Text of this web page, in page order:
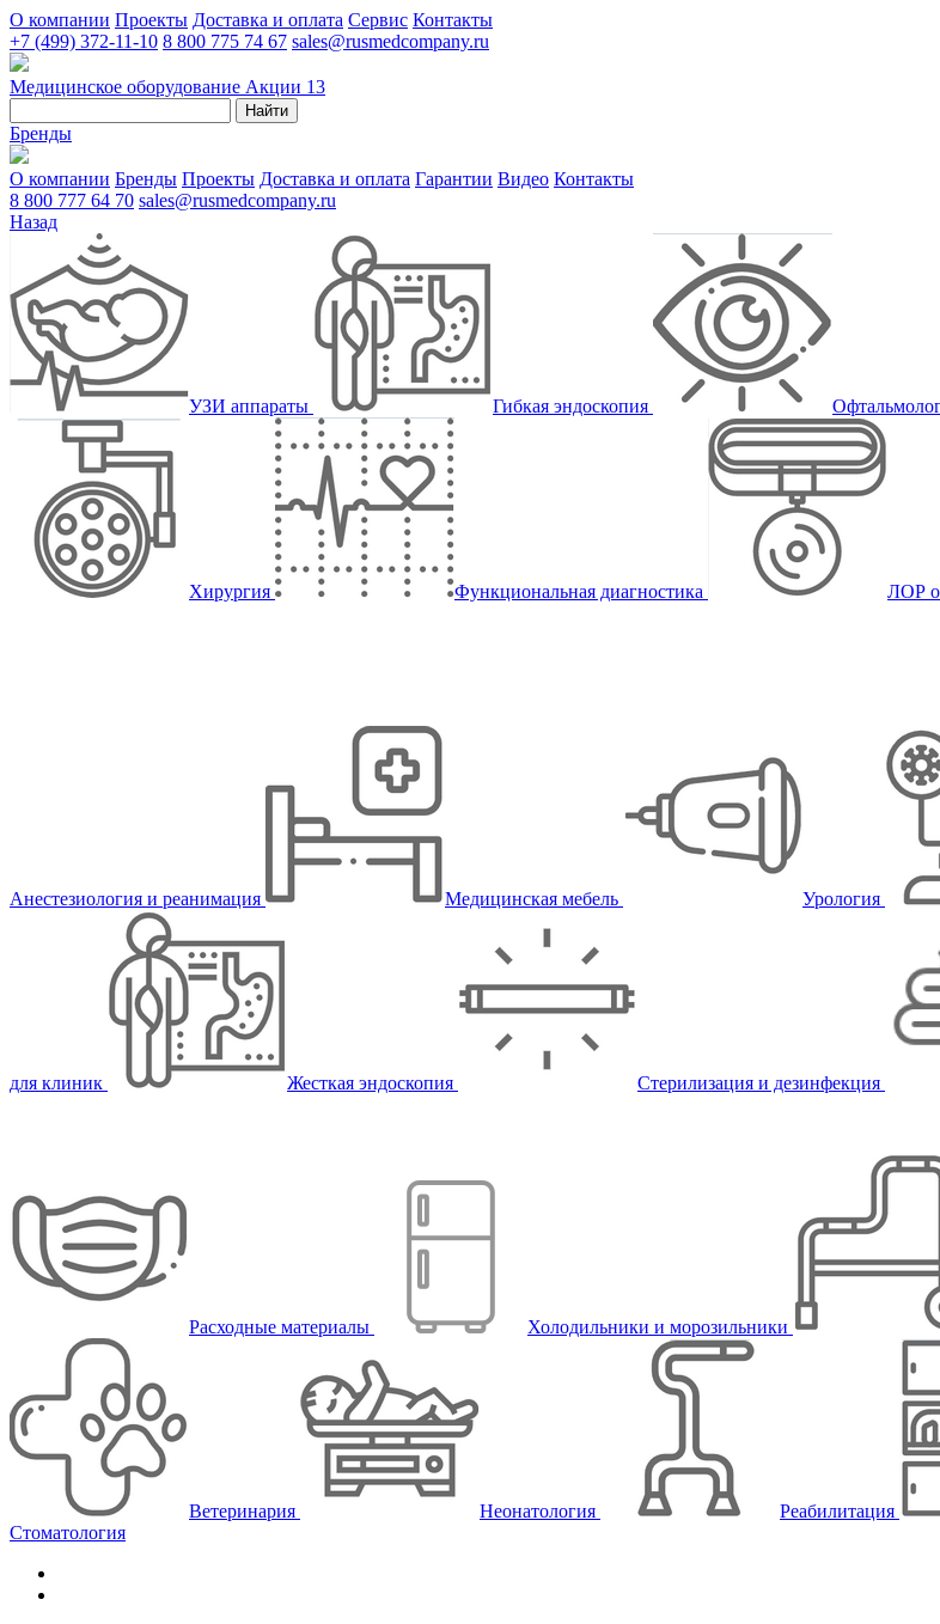
О компании Проекты Доставка и оплата Сервис Контакты
+7 (499) 372-11-10 8 800 775 74 67 sales@rusmedcompany.ru
Медицинское оборудование Акции 13
Найти
Бренды
О компании Бренды Проекты Доставка и оплата Гарантии Видео Контакты
8 800 777 64 70 sales@rusmedcompany.ru
Назад
УЗИ аппараты Гибкая эндоскопия
Хирургия Функциональная диагностика ЛОР
Анестезиология и реанимация Медицинская мебель Урология
для клиник Жесткая эндоскопия Стерилизация и дезинфекция
Расходные материалы Холодильники и морозильники
Ветеринария Неонатология Реабилитация
Стоматология